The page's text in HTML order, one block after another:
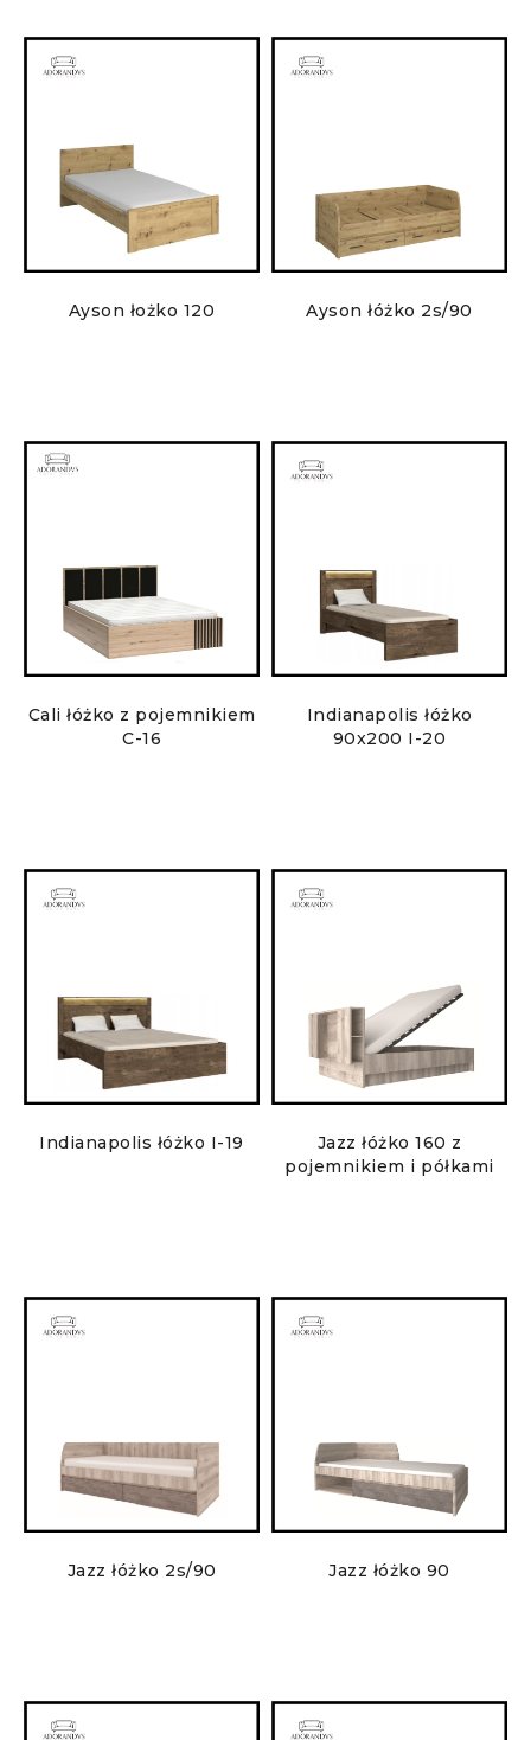
Ayson łożko 120 Ayson łóżko 2s/90
Cali łóżko z pojemnikiem
C-16
Indianapolis łóżko
90x200 I-20
Indianapolis łóżko I-19
Jazz łóżko 160 z
pojemnikiem i półkami
Jazz łóżko 2s/90 Jazz łóżko 90